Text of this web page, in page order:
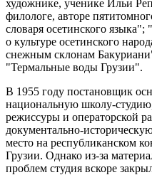
художнике, ученике Ильи
филологе, авторе
словаря осетинского
о культуре осетинского
снежным склонам
"Термальные воды Грузии".
В 1955 году постановщик
национальную школу-
режиссуры и операторской
документально-
место на республиканском
Грузии. Однако из-за
проблем студия вскоре